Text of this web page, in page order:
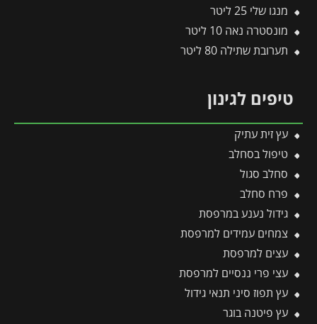
מנגו שלי 25 ליטר
מונסטרה נאה 10 ליטר
תערובת שתילה 80 ליטר
טיפים לגינון
עץ זית עתיק
טיפול בסחלב
סחלב סגול
פרח סחלב
גידול נענע במרפסת
צמחים עמידים למרפסת
עצים למרפסת
עצי פרי ננסיים למרפסת
עץ תפוז סיני תנאי גידול
עץ פיטנה בוגר